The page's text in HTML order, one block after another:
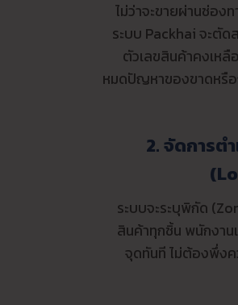
ไม่ว่าจะขายผ่านช่อง
ระบบ Packhai จะตั
ตัวเลขสินค้าคงเห
หมดปัญหาของขาดหรือ
2. จัดการต
ระบบจะระบุพิกัด
สินค้าทุกชิ้น พนักงาน
จุดทันที ไม่ต้องพึ่งค